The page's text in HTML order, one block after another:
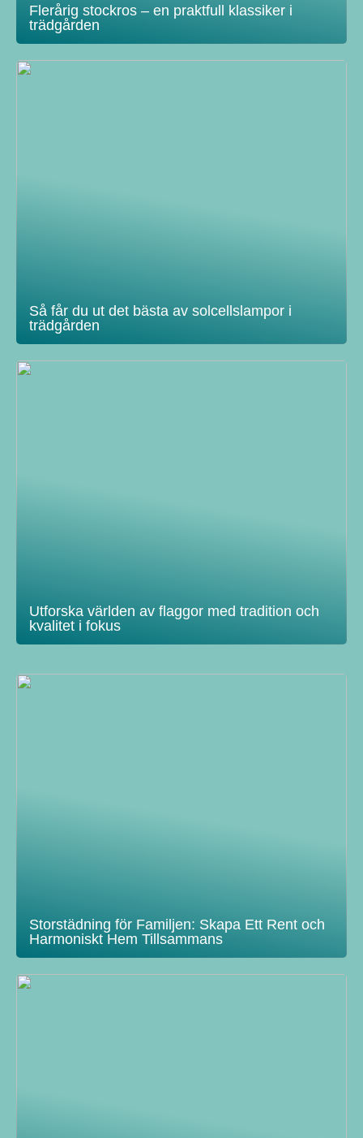
Flerårig stockros – en praktfull klassiker i
trädgården
Så får du ut det bästa av solcellslampor i
trädgården
Utforska världen av flaggor med tradition och
kvalitet i fokus
Storstädning för Familjen: Skapa Ett Rent och
Harmoniskt Hem Tillsammans